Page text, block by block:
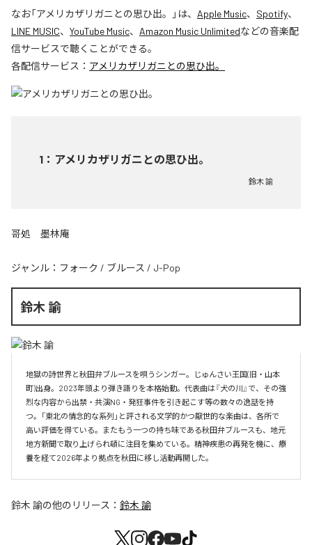
なお「アメリカザリガニとの思ひ出。 」は、 Apple Music、 Spotify、
LINE MUSIC、 YouTube Music、 Amazon Music Unlimitedなどの音楽配
信サービスで聴くことができる。
各配信サービス： アメリカザリガニとの思ひ出。
1 ： アメリカザリガニとの思ひ出。
鈴木 諭
哥処 墨林庵
ジャンル： フォーク / ブルース / J-Pop
鈴木 諭
地獄の詩世界と秋田弁ブルースを唄うシンガー。じゅんさい王国(旧・山本
町)出身。2023年頭より弾き語りを本格始動。代表曲は『犬の川』で、その強
烈な内容から出禁・共演NG・発狂事件を引き起こす等の数々の逸話を持
つ。「東北の情念的な系列」と評される文学的かつ厭世的な楽曲は、各所で
高い評価を得ている。またもう一つの持ち味である秋田弁ブルースも、地元
地方新聞で取り上げられ頓に注目を集めている。精神疾患の再発を機に、療
養を経て2026年より拠点を秋田に移し活動再開した。
鈴木 諭の他のリリース： 鈴木 諭